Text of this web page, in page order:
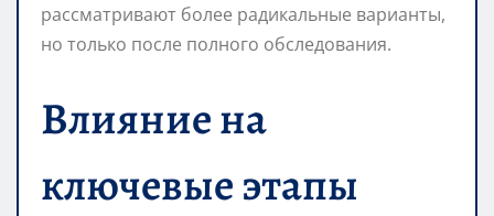
рассматривают более радикальные варианты,
но только после полного обследования.
Влияние на
ключевые этапы